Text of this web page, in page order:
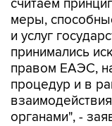
считаем
меры,
и услуг
принимались
правом ЕАЭС,
процедур и в
органами", -